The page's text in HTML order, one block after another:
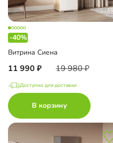
-40%
Витрина Сиена
11 990 19 980
Доступно для доставки
В корзину